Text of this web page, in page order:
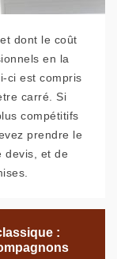
dont le coût
en la
ci est compris
carré. Si
compétitifs
prendre le
devis, et de
: